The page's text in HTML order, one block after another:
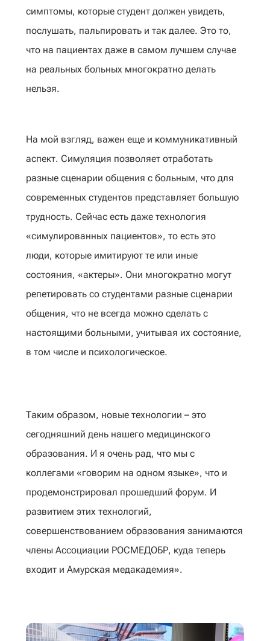
симптомы, которые студент должен увидеть,
послушать, пальпировать и так далее. Это то,
что на пациентах даже в самом лучшем случае
на реальных больных многократно делать
нельзя.
На мой взгляд, важен еще и коммуникативный
аспект. Симуляция позволяет отработать
разные сценарии общения с больным, что для
современных студентов представляет большую
трудность. Сейчас есть даже технология
«симулированных пациентов», то есть это
люди, которые имитируют те или иные
состояния, «актеры». Они многократно могут
репетировать со студентами разные сценарии
общения, что не всегда можно сделать с
настоящими больными, учитывая их состояние,
в том числе и психологическое.
Таким образом, новые технологии – это
сегодняшний день нашего медицинского
образования. И я очень рад, что мы с
коллегами «говорим на одном языке», что и
продемонстрировал прошедший форум. И
развитием этих технологий,
совершенствованием образования занимаются
члены Ассоциации РОСМЕДОБР, куда теперь
входит и Амурская медакадемия».